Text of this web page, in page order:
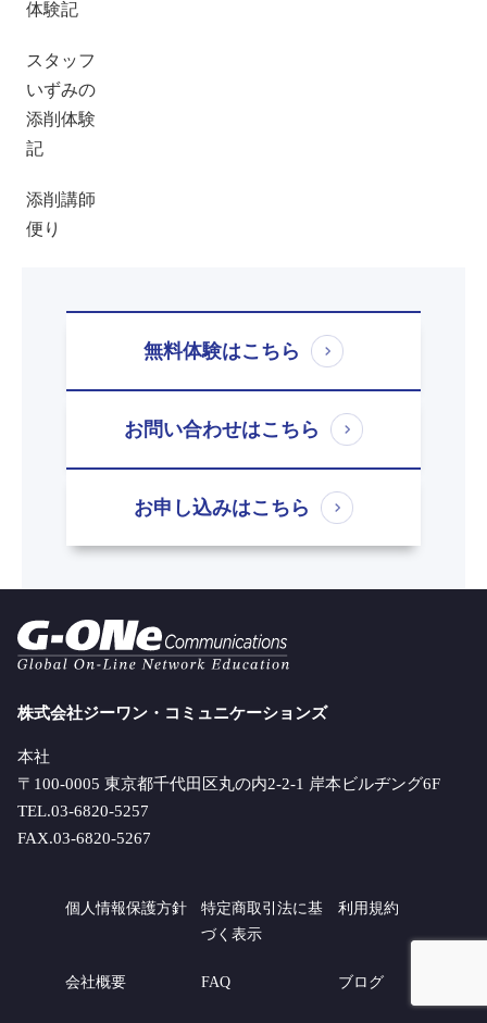
体験記
スタッフ
いずみの
添削体験
記
添削講師
便り
無料体験はこちら
お問い合わせはこちら
お申し込みはこちら
株式会社ジーワン・コミュニケーションズ
本社
〒100-0005 東京都千代田区丸の内2-2-1 岸本ビルヂング6F
TEL.03-6820-5257
FAX.03-6820-5267
個人情報保護方針
特定商取引法に基
づく表示
利用規約
会社概要 FAQ ブログ